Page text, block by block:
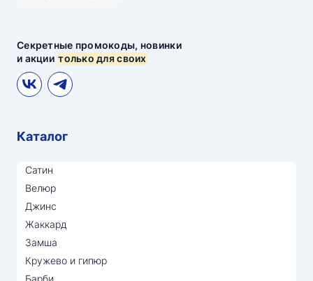
Секретные промокоды, новинки
и акциитолько для своих
Каталог
Сатин
Велюр
Джинс
Жаккард
Замша
Кружево и гипюр
Барби